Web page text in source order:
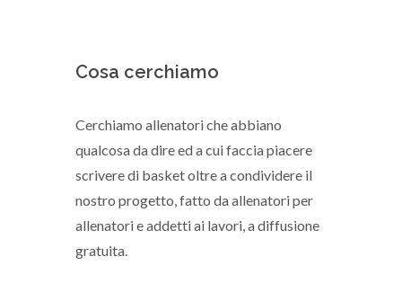
Cosa cerchiamo
Cerchiamo allenatori che abbiano
qualcosa da dire ed a cui faccia piacere
scrivere di basket oltre a condividere il
nostro progetto, fatto da allenatori per
allenatori e addetti ai lavori, a diffusione
gratuita.